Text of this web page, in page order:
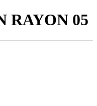
RAYON 05